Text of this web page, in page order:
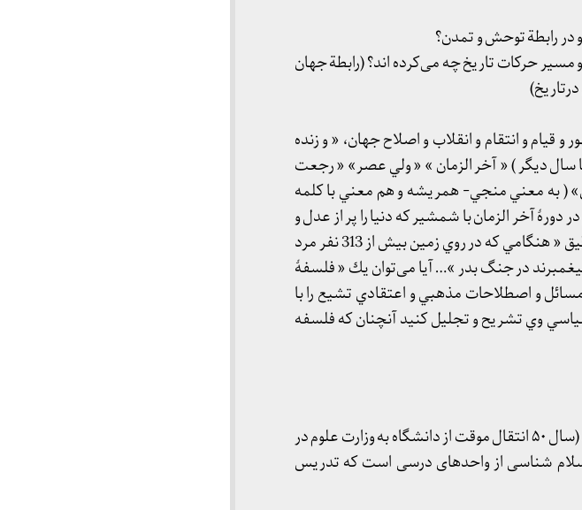
مسير حركات تاريخ چه می‌كرده اند؟ (رابطة جهان
قيام و انتقام و انقلاب و اصلاح جهان، « و زنده
سال ديگر ) « آخر الزمان » « ولي عصر» « رجعت
( به معني منجي- همريشه و هم معني با كلمه
آخر الزمان با شمشير كه دنيا را پر از عدل و
داد خواهد كرد از آن پس كه پر از جور و ظلم شده است » و به طور دقيق « هنگامي كه در روي زمين بيش از 313 نفر مرد
برابر ياران پيغمبرند در جنگ بدر »… آيا می‌توان يك « فلسفۀ
و اصطلاحات مذهبي و اعتقادي تشيع را با
وي تشريح و تجليل كنيد آنچنان كه فلسفه
شریعتی از سال ۴۵ تا ۵۰ استاد تاریخ دانشکده ادبیات مشهد است. (سال ۵۰ انتقال موقت از دانشگاه به وزارت علوم در
اسلام شناسی از واحد‌های درسی است که تدریس